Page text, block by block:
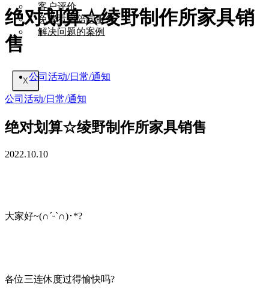
客户评价
免费看房陪同服务
解决问题的案例
X
绝对划算☆绫野制作所家具销
售
公司活动/日常/通知
公司活动/日常/通知
绝对划算☆绫野制作所家具销售
2022.10.10
大家好~(∩ˊᵕˋ∩)･*?
各位三连休度过得愉快吗?